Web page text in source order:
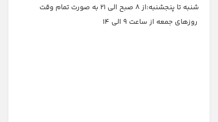
شنبه تا پنجشنبه:از 8 صبح الی 21 به صورت تمام وقت
روزهای جمعه از ساعت 9 الی 14